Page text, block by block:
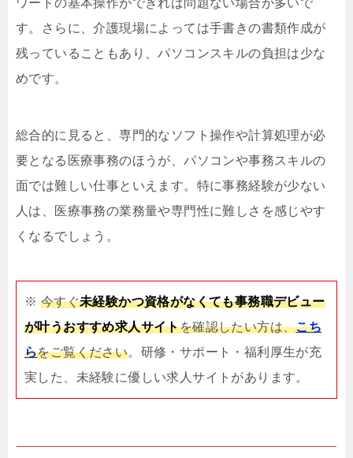
す。さらに、介護現場によっては手書きの書類作成が
残っていることもあり、パソコンスキルの負担は少な
めです。
総合的に見ると、専門的なソフト操作や計算処理が必
要となる医療事務のほうが、パソコンや事務スキルの
面では難しい仕事といえます。特に事務経験が少ない
人は、医療事務の業務量や専門性に難しさを感じやす
くなるでしょう。
※ 今すぐ未経験かつ資格がなくても事務職デビュー
が叶うおすすめ求人サイトを確認したい方は、こち
らをご覧ください。研修・サポート・福利厚生が充
実した、未経験に優しい求人サイトがあります。